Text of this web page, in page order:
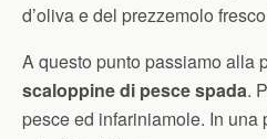
d’oliva e del prezzemolo
A questo punto passiamo alla
scaloppine di pesce spada.
pesce ed infariniamole. In una